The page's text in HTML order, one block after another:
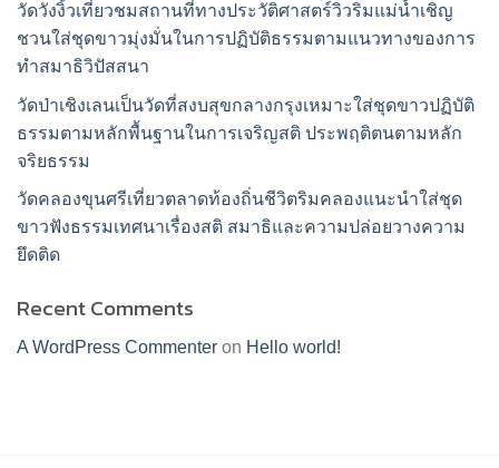
วัดวังงิ้วเที่ยวชมสถานที่ทางประวัติศาสตร์วิวริมแม่น้ำเชิญ
ชวนใส่ชุดขาวมุ่งมั่นในการปฏิบัติธรรมตามแนวทางของการ
ทำสมาธิวิปัสสนา
วัดป่าเชิงเลนเป็นวัดที่สงบสุขกลางกรุงเหมาะใส่ชุดขาวปฏิบัติ
ธรรมตามหลักพื้นฐานในการเจริญสติ ประพฤติตนตามหลัก
จริยธรรม
วัดคลองขุนศรีเที่ยวตลาดท้องถิ่นชีวิตริมคลองแนะนำใส่ชุด
ขาวฟังธรรมเทศนาเรื่องสติ สมาธิและความปล่อยวางความ
ยึดติด
Recent Comments
A WordPress Commenter on Hello world!